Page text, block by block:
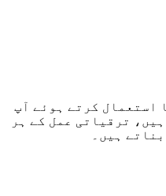
استعمال کرتے ہوئے آپ
ترقیاتی عمل کے ہر
ہیں۔